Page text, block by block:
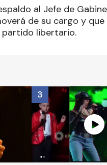
al Jefe de
de su cargo y
libertario.
3